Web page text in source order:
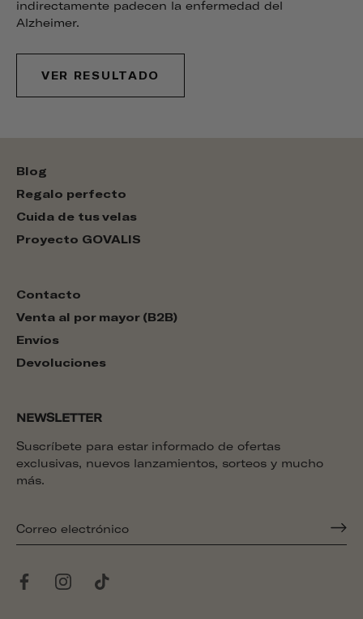
indirectamente padecen la enfermedad del
Alzheimer.
VER RESULTADO
Blog
Regalo perfecto
Cuida de tus velas
Proyecto GOVALIS
Contacto
Venta al por mayor (B2B)
Envíos
Devoluciones
NEWSLETTER
Suscríbete para estar informado de ofertas
exclusivas, nuevos lanzamientos, sorteos y mucho
más.